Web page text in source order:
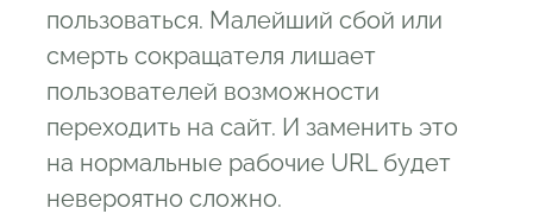
пользоваться. Малейший сбой или
смерть сокращателя лишает
пользователей возможности
переходить на сайт. И заменить это
на нормальные рабочие URL будет
невероятно сложно.